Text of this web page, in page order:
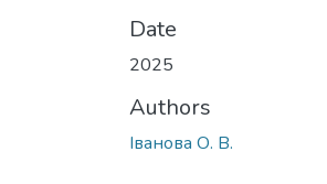
Date
2025
Authors
Іванова О. В.